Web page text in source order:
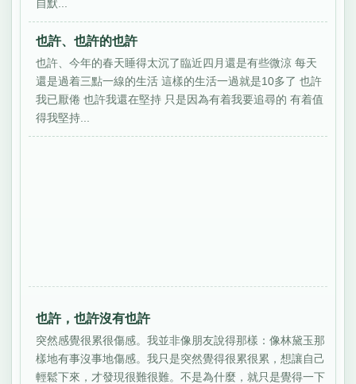
自默...
也許、也許的也許
也許、今年的春天睡得太沉了臨近四月還是有些微涼 每天
還是過着三點一線的生活 這樣的生活一過就是10多了 也許
我已厭倦 也許我還在堅持 只是因為有着我要追尋的 有着值
得我堅持...
也許，也許沒有也許
突然感覺很累很傷感。我並非像朋友說得那樣：像林黛玉那
樣地有事沒事地傷感。我只是突然覺得很累很累，想讓自己
輕鬆下來，才發現很難很難。不是為什麼，就只是覺得一下